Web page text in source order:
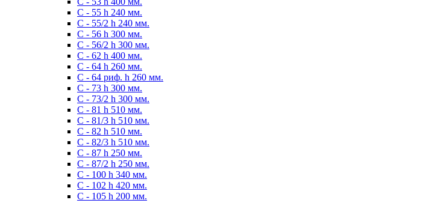
С - 55 h 240 мм.
С - 55/2 h 240 мм.
С - 56 h 300 мм.
С - 56/2 h 300 мм.
С - 62 h 400 мм.
С - 64 h 260 мм.
С - 64 риф. h 260 мм.
С - 73 h 300 мм.
С - 73/2 h 300 мм.
С - 81 h 510 мм.
С - 81/3 h 510 мм.
С - 82 h 510 мм.
С - 82/3 h 510 мм.
С - 87 h 250 мм.
С - 87/2 h 250 мм.
С - 100 h 340 мм.
C - 102 h 420 мм.
С - 105 h 200 мм.